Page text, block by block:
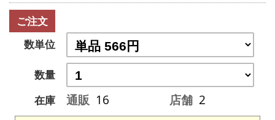
ご注文
数単位
数量
在庫
通販 16 店舗 2